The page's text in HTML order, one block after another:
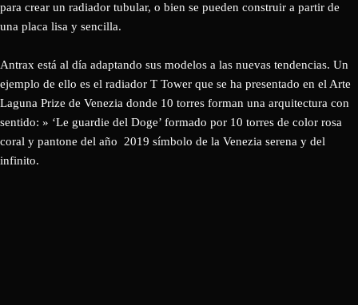
para crear un radiador tubular, o bien se pueden construir a partir de
una placa lisa y sencilla.
Antrax está al día adaptando sus modelos a las nuevas tendencias. Un
ejemplo de ello es el radiador T Tower que se ha presentado en el Arte
Laguna Prize de Venezia donde 10 torres forman una arquitectura con
sentido: » ‘Le guardie del Doge’ formado por 10 torres de color rosa
coral y pantone del año 2019 símbolo de la Venezia serena y del
infinito.